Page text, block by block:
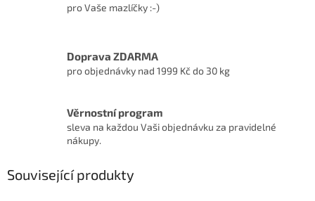
pro Vaše mazlíčky :-)
Doprava ZDARMA
pro objednávky nad 1999 Kč do 30 kg
Věrnostní program
sleva na každou Vaši objednávku za pravidelné
nákupy.
Související produkty